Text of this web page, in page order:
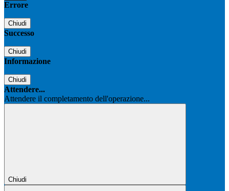
Errore
Chiudi
Successo
Chiudi
Informazione
Chiudi
Attendere...
Attendere il completamento dell'operazione...
Chiudi